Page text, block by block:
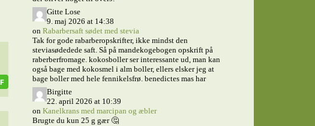
Gitte Lose
9. maj 2026 at 14:38
on Rabarbersaft sødet med stevia
Tak for gode rabarberopskrifter, ikke mindst den
steviasødedede saft. Så på mandekogebogen opskrift på
raberberfromage. kokosboller ser interessante ud, man kan
også bage med kokosmel i alm boller, ellers elsker jeg at
bage boller med hele fennikelsfrø. benedictes mas har
Birgitte
22. april 2026 at 10:39
on Kanelkrans med marcipan og æbler
Brugte du kun 25 g gær 🤔